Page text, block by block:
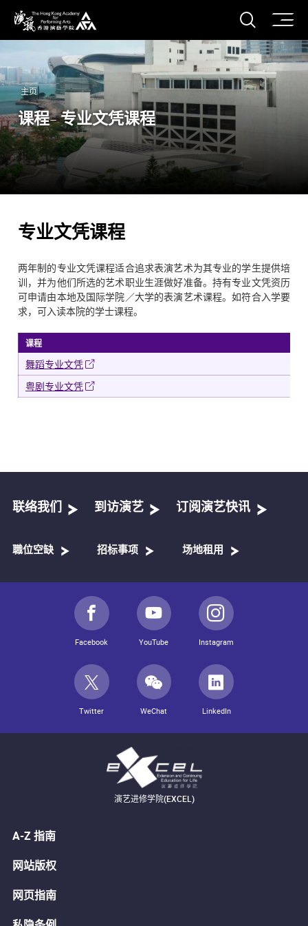
香港演艺学院
打开
主页
课程- 专业文凭课程
专业文凭课程
两年制的专业文凭课程适合追求表演艺术为其专业的学生提供培
训，并为他们所选的艺术职业生涯做好准备。持有专业文凭资历
可申请由本地及国际学院／大学的表演艺术课程。如符合入学要
求，可入读本院的学士课程。
课程
舞蹈专业文凭
粤剧专业文凭
联络我们 到访演艺 订阅演艺快讯
職位空缺 招标事项 场地租用
Facebook YouTube Instagram
Twitter WeChat LinkedIn
演艺进修学院(EXCEL)
A-Z 指南
网站版权
网页指南